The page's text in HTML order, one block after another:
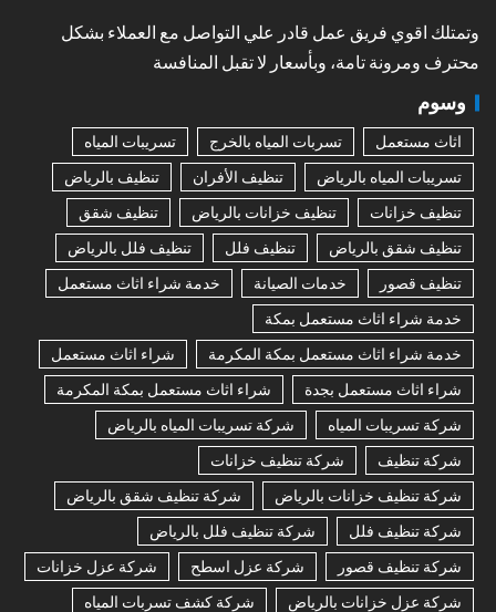
وتمتلك اقوي فريق عمل قادر علي التواصل مع العملاء بشكل
محترف ومرونة تامة، وبأسعار لا تقبل المنافسة
وسوم
اثاث مستعمل تسربات المياه بالخرج
تسريبات المياه
تسريبات المياه بالرياض
تنظيف الأفران
تنظيف بالرياض
تنظيف خزانات
تنظيف خزانات بالرياض
تنظيف شقق
تنظيف شقق بالرياض
تنظيف فلل
تنظيف فلل بالرياض
تنظيف قصور
خدمات الصيانة
خدمة شراء اثاث مستعمل
خدمة شراء اثاث مستعمل بمكة
خدمة شراء اثاث مستعمل بمكة المكرمة
شراء اثاث مستعمل
شراء اثاث مستعمل بجدة
شراء اثاث مستعمل بمكة المكرمة
شركة تسريبات المياه
شركة تسريبات المياه بالرياض
شركة تنظيف
شركة تنظيف خزانات
شركة تنظيف خزانات بالرياض
شركة تنظيف شقق بالرياض
شركة تنظيف فلل
شركة تنظيف فلل بالرياض
شركة تنظيف قصور
شركة عزل اسطح
شركة عزل خزانات
شركة عزل خزانات بالرياض
شركة كشف تسربات المياه